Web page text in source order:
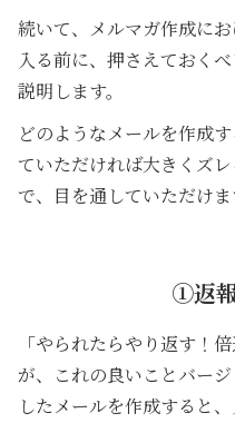
続いて、メルマガ作成に
入る前に、押さえておく
説明します。
どのようなメールを作成
ていただければ大きくズ
で、目を通していただけま
①返
「やられたらやり返す！
が、これの良いことバー
したメールを作成すると